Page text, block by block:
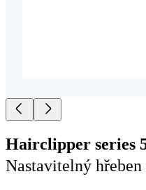
Hairclipper series
Nastavitelný